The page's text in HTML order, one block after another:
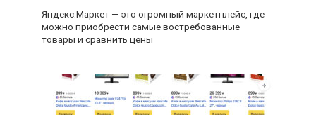
Яндекс.Маркет — это огромный маркетплейс, где
можно приобрести самые востребованные
товары и сравнить цены